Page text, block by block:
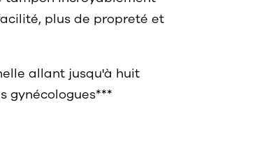
plus de propreté et
allant jusqu'à huit
gynécologues***